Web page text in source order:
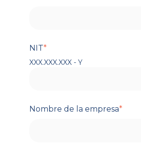
NIT*
XXX.XXX.XXX - Y
Nombre de la empresa*